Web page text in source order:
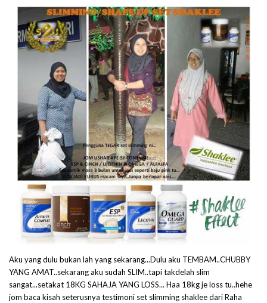
Aku yang dulu bukan lah yang sekarang...Dulu aku TEMBAM..CHUBBY
YANG AMAT..sekarang aku sudah SLIM..tapi takdelah slim
sangat...setakat 18KG SAHAJA YANG LOSS... Haa 18kg je loss tu..hehe
jom baca kisah seterusnya testimoni set slimming shaklee dari Raha